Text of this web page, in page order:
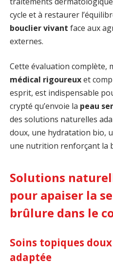
cycle et à restaurer
bouclier vivant face aux
externes.
Cette évaluation complète,
médical rigoureuxet
esprit, est indispensable
crypté qu’envoie la peau
des solutions naturelles
doux, une hydratation bio,
une nutrition renforçant la
Solutions
pour apaiser la
brûlure dans le
Soins topiques
adaptée